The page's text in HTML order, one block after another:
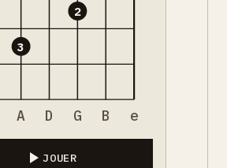
3
2
A D G B e
JOUER